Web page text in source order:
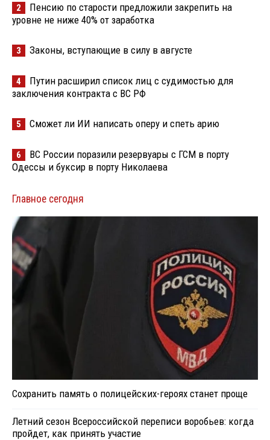
2
Пенсию по старости предложили закрепить на
уровне не ниже 40% от заработка
3 Законы, вступающие в силу в августе
4
Путин расширил список лиц с судимостью для
заключения контракта с ВС РФ
5 Сможет ли ИИ написать оперу и спеть арию
6
ВС России поразили резервуары с ГСМ в порту
Одессы и буксир в порту Николаева
Главное сегодня
Сохранить память о полицейских-героях станет проще
Летний сезон Всероссийской переписи воробьев: когда
пройдет, как принять участие